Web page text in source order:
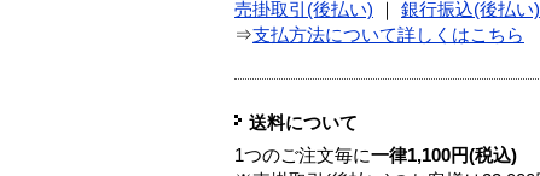
売掛取引(後払い) 銀行振込(後払い)
⇒支払方法について詳しくはこちら
送料について
1つのご注文毎に一律1,100円(税込)